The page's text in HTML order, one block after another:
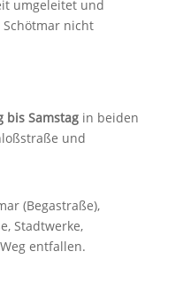
umgeleitet und
nicht
bis Samstag in beiden
und
(Begastraße),
Stadtwerke,
entfallen.